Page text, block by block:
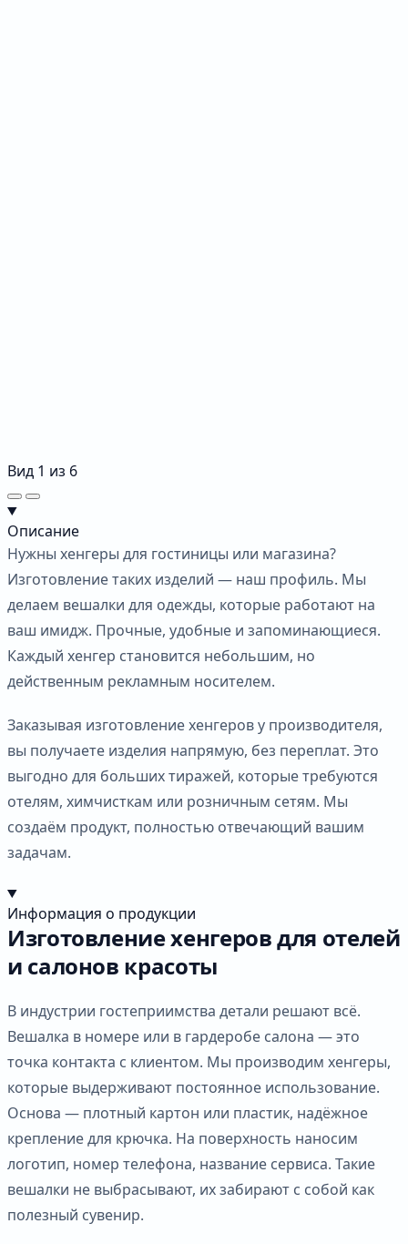
Вид 1 из 6
Описание
Нужны хенгеры для гостиницы или магазина?
Изготовление таких изделий — наш профиль. Мы
делаем вешалки для одежды, которые работают на
ваш имидж. Прочные, удобные и запоминающиеся.
Каждый хенгер становится небольшим, но
действенным рекламным носителем.
Заказывая изготовление хенгеров у производителя,
вы получаете изделия напрямую, без переплат. Это
выгодно для больших тиражей, которые требуются
отелям, химчисткам или розничным сетям. Мы
создаём продукт, полностью отвечающий вашим
задачам.
Информация о продукции
Изготовление хенгеров для отелей
и салонов красоты
В индустрии гостеприимства детали решают всё.
Вешалка в номере или в гардеробе салона — это
точка контакта с клиентом. Мы производим хенгеры,
которые выдерживают постоянное использование.
Основа — плотный картон или пластик, надёжное
крепление для крючка. На поверхность наносим
логотип, номер телефона, название сервиса. Такие
вешалки не выбрасывают, их забирают с собой как
полезный сувенир.